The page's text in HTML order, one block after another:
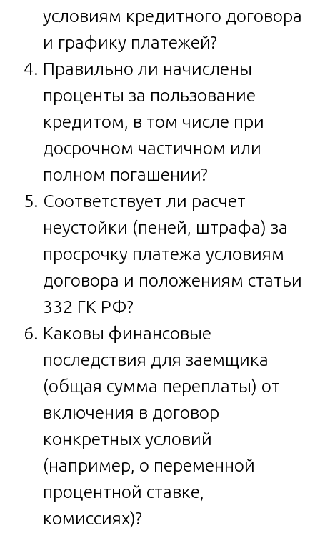
условиям кредитного договора
и графику платежей?
Правильно ли начислены
проценты за пользование
кредитом, в том числе при
досрочном частичном или
полном погашении?
Соответствует ли расчет
неустойки (пеней, штрафа) за
просрочку платежа условиям
договора и положениям статьи
332 ГК РФ?
Каковы финансовые
последствия для заемщика
(общая сумма переплаты) от
включения в договор
конкретных условий
(например, о переменной
процентной ставке,
комиссиях)?